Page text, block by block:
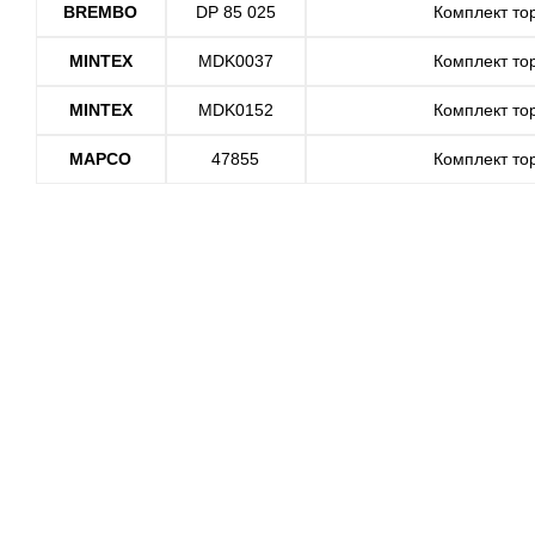
BREMBO DP 85 025 Комплект
MINTEX MDK0037 Комплект
MINTEX MDK0152 Комплект
MAPCO 47855 Комплект